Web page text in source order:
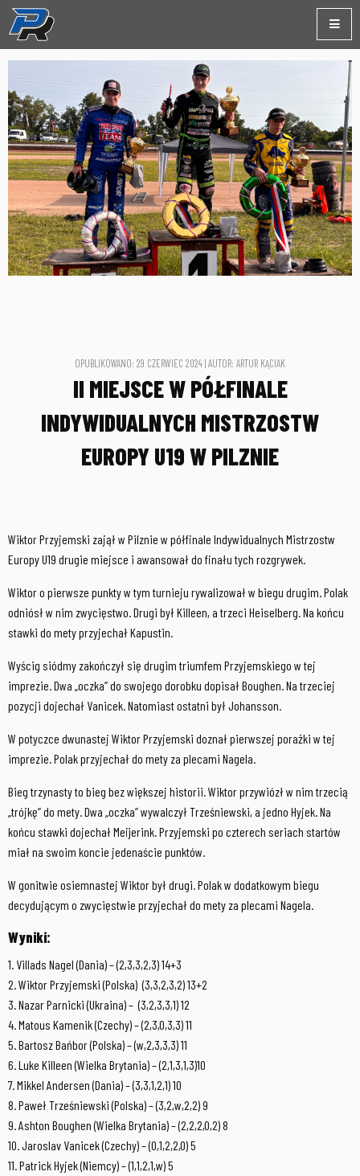
OPUBLIKOWANO: 29 CZERWIEC 2024 | AUTOR: ARTUR KĄCIAK
II MIEJSCE W PÓŁFINALE
INDYWIDUALNYCH MISTRZOSTW
EUROPY U19 W PILZNIE
Wiktor Przyjemski zajął w Pilznie w półfinale Indywidualnych Mistrzostw
Europy U19 drugie miejsce i awansował do finału tych rozgrywek.
Wiktor o pierwsze punkty w tym turnieju rywalizował w biegu drugim. Polak
odniósł w nim zwycięstwo. Drugi był Killeen, a trzeci Heiselberg. Na końcu
stawki do mety przyjechał Kapustin.
Wyścig siódmy zakończył się drugim triumfem Przyjemskiego w tej
imprezie. Dwa „oczka” do swojego dorobku dopisał Boughen. Na trzeciej
pozycji dojechał Vanicek. Natomiast ostatni był Johansson.
W potyczce dwunastej Wiktor Przyjemski doznał pierwszej porażki w tej
imprezie. Polak przyjechał do mety za plecami Nagela.
Bieg trzynasty to bieg bez większej historii. Wiktor przywiózł w nim trzecią
„trójkę” do mety. Dwa „oczka” wywalczył Trześniewski, a jedno Hyjek. Na
końcu stawki dojechał Meijerink. Przyjemski po czterech seriach startów
miał na swoim koncie jedenaście punktów.
W gonitwie osiemnastej Wiktor był drugi. Polak w dodatkowym biegu
decydującym o zwycięstwie przyjechał do mety za plecami Nagela.
Wyniki:
1. Villads Nagel (Dania) – (2,3,3,2,3) 14+3
2. Wiktor Przyjemski (Polska) (3,3,2,3,2) 13+2
3. Nazar Parnicki (Ukraina) – (3,2,3,3,1) 12
4. Matous Kamenik (Czechy) – (2,3,0,3,3) 11
5. Bartosz Bańbor (Polska) – (w,2,3,3,3) 11
6. Luke Killeen (Wielka Brytania) – (2,1,3,1,3)10
7. Mikkel Andersen (Dania) – (3,3,1,2,1) 10
8. Paweł Trześniewski (Polska) – (3,2,w,2,2) 9
9. Ashton Boughen (Wielka Brytania) – (2,2,2,0,2) 8
10. Jaroslav Vanicek (Czechy) – (0,1,2,2,0) 5
11. Patrick Hyjek (Niemcy) – (1,1,2,1,w) 5